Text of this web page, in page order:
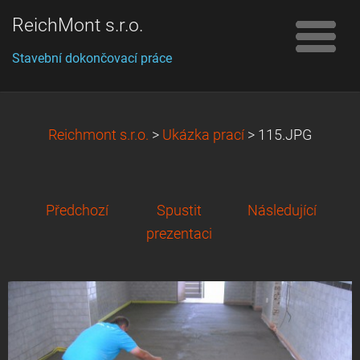
ReichMont s.r.o.
Stavební dokončovací práce
Reichmont s.r.o. > Ukázka prací > 115.JPG
Předchozí
Spustit
prezentaci
Následující